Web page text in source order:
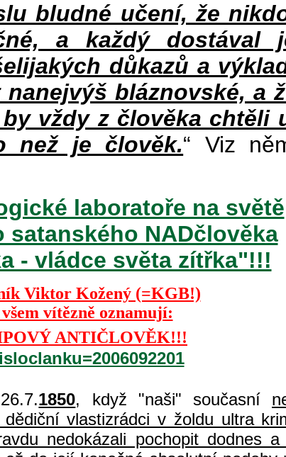
bludné učení, že
a každý dostával
důkazů a
bláznovské, a
vždy z člověka chtěli
než je člověk.“ Viz
laboratoře na světě
NADčlověka
- vládce světa zítřka"!!!
Viktor Kožený (=KGB!)
vítězně oznamují:
ANTIČLOVĚK!!!
1850, když "naši" současní
vlastizrádci v žoldu ultra
nedokázali pochopit dodnes